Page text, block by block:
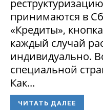
принимаются в
«Кредиты»,
каждый случай
индивидуально.
специальной
Как...
ЧИТАТЬ ДАЛЕЕ